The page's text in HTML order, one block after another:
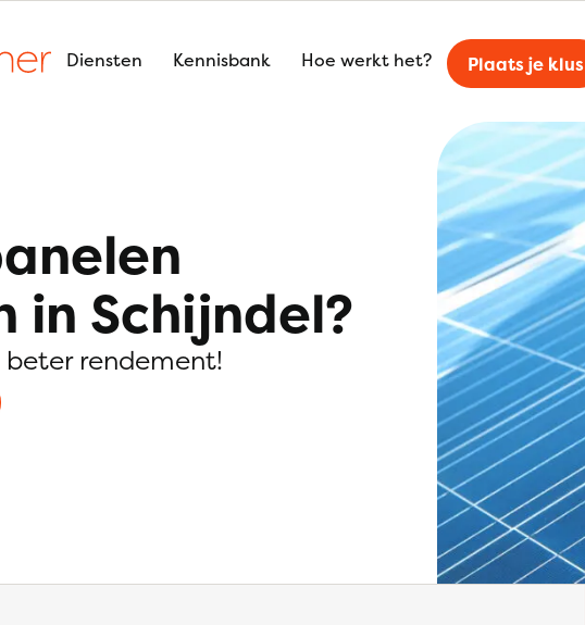
Diensten Kennisbank Hoe werkt het? Plaats je klus
in Schijndel?
rendement!